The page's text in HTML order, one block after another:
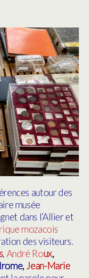
autour des
musée
dans l’Allier et
mozacois
des visiteurs.
, André Roux,
Jean-Marie